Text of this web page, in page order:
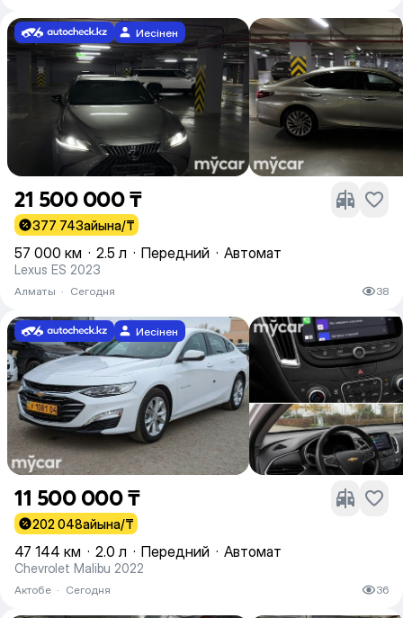
Иесінен
21 500 000 ₸
377 743айына/₸
57 000 км · 2.5 л · Передний · Автомат
Lexus ES 2023
Алматы · Сегодня 38
Иесінен
11 500 000 ₸
202 048айына/₸
47 144 км · 2.0 л · Передний · Автомат
Chevrolet Malibu 2022
Актобе · Сегодня 36